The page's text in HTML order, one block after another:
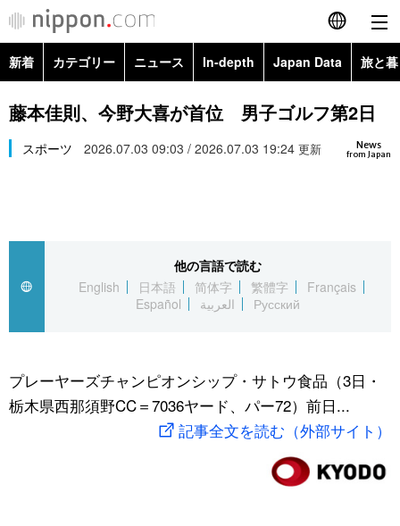
English
简体字
繁體字
العربية
社会
旅と暮らし
新着 カテゴリー ニュース In-depth Japan Data 旅と
政治・外交
経済・ビジネス
社会
文化
科学・技術
暮らし
Topics
Images
お知らせ
藤本佳則、今野大喜が首位 男子ゴルフ第2日
News
from Japan
スポーツ 2026.07.03 09:03 / 2026.07.03 19:24 更新
他の言語で読む
English
日本語 简体字 繁體字
Français
Español
العربية Русский
プレーヤーズチャンピオンシップ・サトウ食品（3日・
栃木県西那須野CC＝7036ヤード、パー72）前日...
記事全文を読む（外部サイト）